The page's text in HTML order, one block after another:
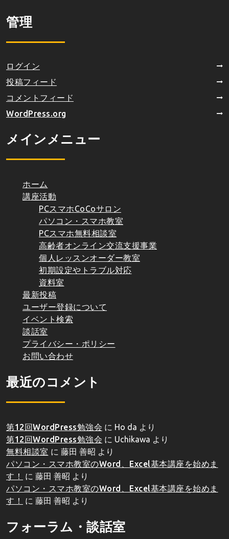
管理
ログイン
投稿フィード
コメントフィード
WordPress.org
メインメニュー
ホーム
講座活動
PCスマホCoCoサロン
パソコン・スマホ教室
PCスマホ無料相談室
高齢者オンライン交流支援事業
個人レッスンオーダー教室
初期設定やトラブル対応
資料室
最新投稿
ユーザー登録について
イベント検索
談話室
プライバシー・ポリシー
お問い合わせ
最近のコメント
第12回WordPress勉強会 に Ho da より
第12回WordPress勉強会 に Uchikawa より
無料相談室 に 藤田 善昭 より
パソコン・スマホ教室のWord、Excel基本講座を始めま
す！
に 藤田 善昭 より
パソコン・スマホ教室のWord、Excel基本講座を始めま
す！
に 藤田 善昭 より
フォーラム・談話室